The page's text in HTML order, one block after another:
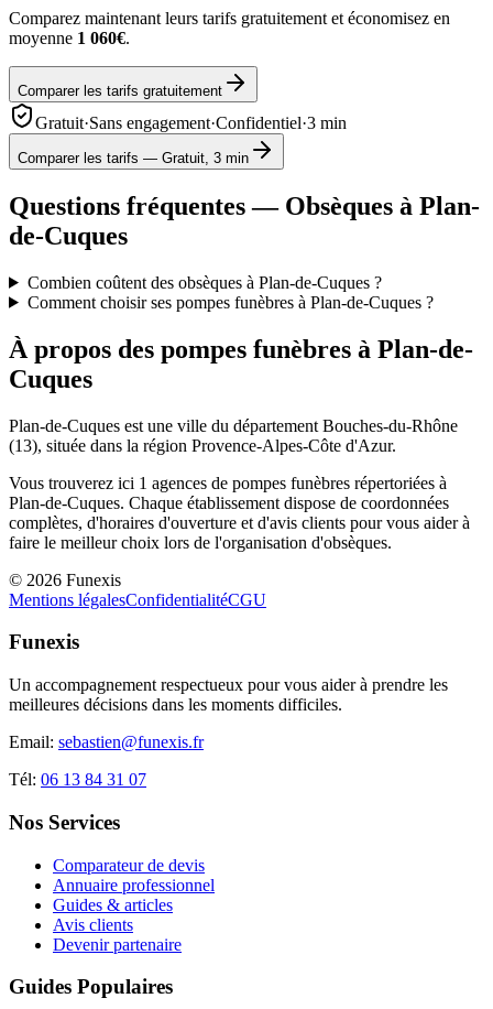
Comparez maintenant leurs tarifs gratuitement et économisez en
moyenne 1 060€.
Comparer les tarifs gratuitement
Gratuit·Sans engagement·Confidentiel·3 min
Comparer les tarifs — Gratuit, 3 min
Questions fréquentes — Obsèques à Plan-
de-Cuques
Combien coûtent des obsèques à Plan-de-Cuques ?
Comment choisir ses pompes funèbres à Plan-de-Cuques ?
À propos des pompes funèbres à Plan-de-
Cuques
Plan-de-Cuques est une ville du département Bouches-du-Rhône
(13), située dans la région Provence-Alpes-Côte d'Azur.
Vous trouverez ici 1 agences de pompes funèbres répertoriées à
Plan-de-Cuques. Chaque établissement dispose de coordonnées
complètes, d'horaires d'ouverture et d'avis clients pour vous aider à
faire le meilleur choix lors de l'organisation d'obsèques.
© 2026 Funexis
Mentions légalesConfidentialitéCGU
Funexis
Un accompagnement respectueux pour vous aider à prendre les
meilleures décisions dans les moments difficiles.
Email: sebastien@funexis.fr
Tél: 06 13 84 31 07
Nos Services
Comparateur de devis
Annuaire professionnel
Guides & articles
Avis clients
Devenir partenaire
Guides Populaires